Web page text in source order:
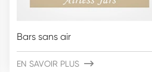
Bars sans air
EN SAVOIR PLUS 